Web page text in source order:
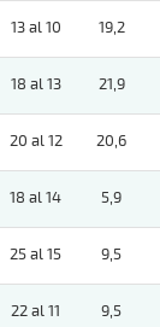
13 al 10 19,2
18 al 13 21,9
20 al 12 20,6
18 al 14 5,9
25 al 15 9,5
22 al 11 9,5